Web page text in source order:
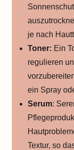
je nach
Toner: Ein
regulieren
ein Spray
Serum:
Textur, so